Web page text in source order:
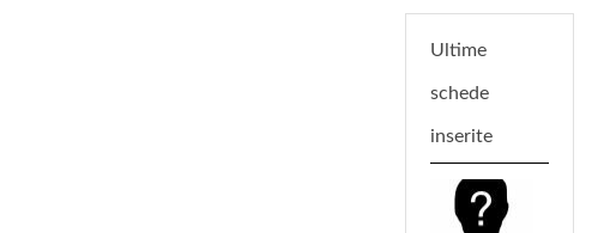
Ultime
schede
inserite